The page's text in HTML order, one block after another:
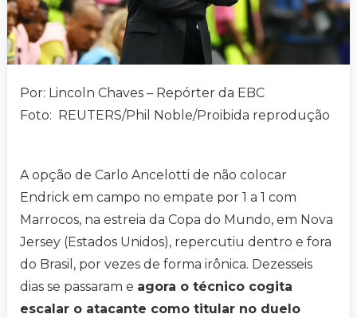
Por: Lincoln Chaves – Repórter da EBC
Foto: REUTERS/Phil Noble/Proibida reprodução
A opção de Carlo Ancelotti de não colocar
Endrick em campo no empate por 1 a 1 com
Marrocos, na estreia da Copa do Mundo, em Nova
Jersey (Estados Unidos), repercutiu dentro e fora
do Brasil, por vezes de forma irônica. Dezesseis
dias se passaram e agora o técnico cogita
escalar o atacante como titular no duelo